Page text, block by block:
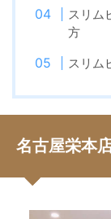
スリム
方
スリム
名古屋栄本